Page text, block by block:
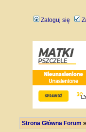
Zaloguj się
Strona Główna Forum »